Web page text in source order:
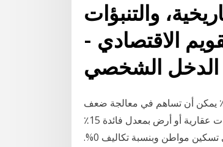
والتنبؤات
الاقتصادي -
"مثلاً معدل الضريبة على العقار كقيمة مضافة بنسبة 15 إلى 20٪ يمكن أن تساهم في معالجة ضعف
المعروض من الأراضي أو المساكن وعلى سبيل المثال فبيع 6.6 وحدات عقارية أو أرض بمعدل فائدة 15٪
كضريبة قيمة مضافة بافتراض أن قيمة الصفقة مليون ريال، يساهم في تسكين مواطن وبنسبة تكاليف 0%.